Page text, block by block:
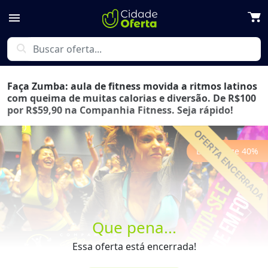
menu
search
Que pena...
Essa oferta está encerrada!
Faça Zumba: aula de fitness movida a ritmos latinos
com queima de muitas calorias e diversão. De R$100
por R$59,90 na Companhia Fitness. Seja rápido!
Economize 40%